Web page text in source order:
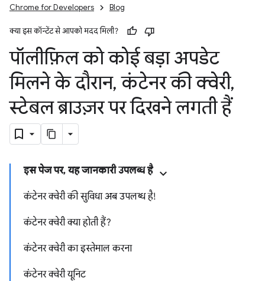
Chrome for Developers Blog
क्या इस कॉन्टेंट से आपको मदद मिली?
पॉलीफ़िल को कोई बड़ा अपडेट
मिलने के दौरान, कंटेनर की क्वेरी,
स्टेबल ब्राउज़र पर दिखने लगती हैं
इस पेज पर, यह जानकारी उपलब्ध है
कंटेनर क्वेरी की सुविधा अब उपलब्ध है!
कंटेनर क्वेरी क्या होती हैं?
कंटेनर क्वेरी का इस्तेमाल करना
कंटेनर क्वेरी यूनिट